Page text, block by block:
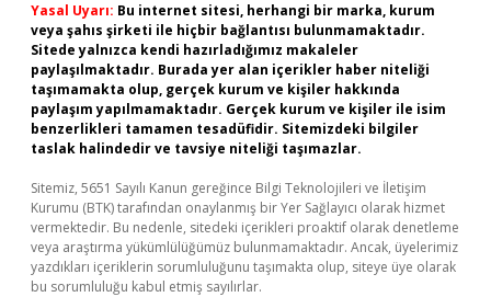
Yasal Uyarı: Bu internet sitesi, herhangi bir marka, kurum
veya şahıs şirketi ile hiçbir bağlantısı bulunmamaktadır.
Sitede yalnızca kendi hazırladığımız makaleler
paylaşılmaktadır. Burada yer alan içerikler haber niteliği
taşımamakta olup, gerçek kurum ve kişiler hakkında
paylaşım yapılmamaktadır. Gerçek kurum ve kişiler ile isim
benzerlikleri tamamen tesadüfidir. Sitemizdeki bilgiler
taslak halindedir ve tavsiye niteliği taşımazlar.
Sitemiz, 5651 Sayılı Kanun gereğince Bilgi Teknolojileri ve İletişim
Kurumu (BTK) tarafından onaylanmış bir Yer Sağlayıcı olarak hizmet
vermektedir. Bu nedenle, sitedeki içerikleri proaktif olarak denetleme
veya araştırma yükümlülüğümüz bulunmamaktadır. Ancak, üyelerimiz
yazdıkları içeriklerin sorumluluğunu taşımakta olup, siteye üye olarak
bu sorumluluğu kabul etmiş sayılırlar.